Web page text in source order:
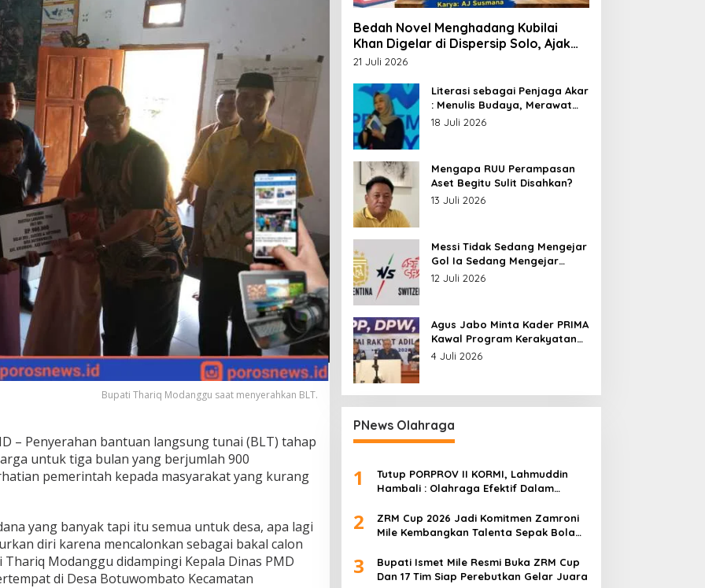
Bupati Thariq Modanggu saat menyerahkan BLT.
– Penyerahan bantuan langsung tunai (BLT) tahap
untuk tiga bulan yang berjumlah 900
pemerintah kepada masyarakat yang kurang
yang banyak tapi itu semua untuk desa, apa lagi
diri karena mencalonkan sebagai bakal calon
Modanggu didampingi Kepala Dinas PMD
di Desa Botuwombato Kecamatan
Bedah Novel Menghadang Kubilai
Khan Digelar di Dispersip Solo, Ajak
Publik Menyelami Heroisme Leluhur
21 Juli 2026
Literasi sebagai Penjaga Akar
: Menulis Budaya, Merawat
Identitas
18 Juli 2026
Mengapa RUU Perampasan
Aset Begitu Sulit Disahkan?
13 Juli 2026
Messi Tidak Sedang Mengejar
Gol Ia Sedang Mengejar
Keabadian
12 Juli 2026
Agus Jabo Minta Kader PRIMA
Kawal Program Kerakyatan
Pemerintahan Prabowo
4 Juli 2026
PNews Olahraga
1
Tutup PORPROV II KORMI, Lahmuddin
Hambali : Olahraga Efektif Dalam
2
ZRM Cup 2026 Jadi Komitmen Zamroni
Mile Kembangkan Talenta Sepak Bola
3
Bupati Ismet Mile Resmi Buka ZRM Cup
Dan 17 Tim Siap Perebutkan Gelar Juara